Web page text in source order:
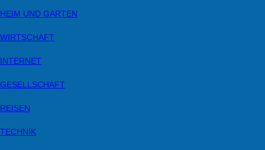
HEIM UND GARTEN
WIRTSCHAFT
INTERNET
GESELLSCHAFT
REISEN
TECHNIK